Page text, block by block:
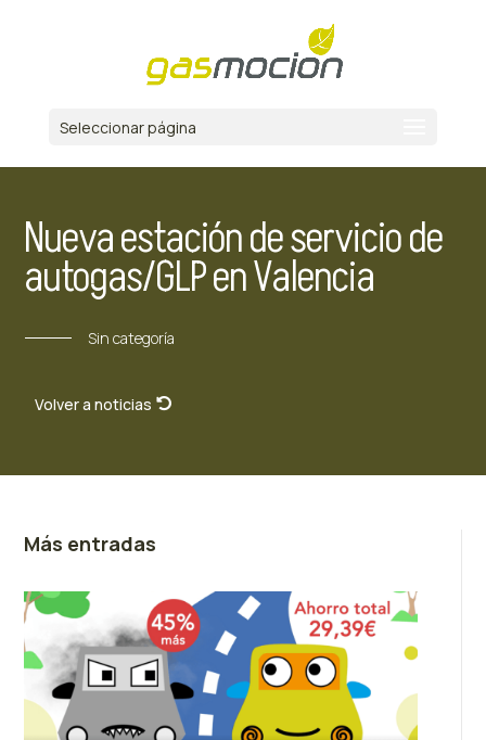
Seleccionar página
Nueva estación de servicio de
autogas/GLP en Valencia
Sin categoría
Volver a noticias
Más entradas